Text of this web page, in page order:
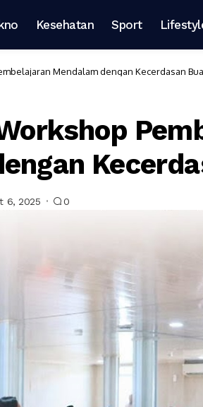
Kesehatan Sport
Mendalam dengan Kecerdasan
6, 2025 0